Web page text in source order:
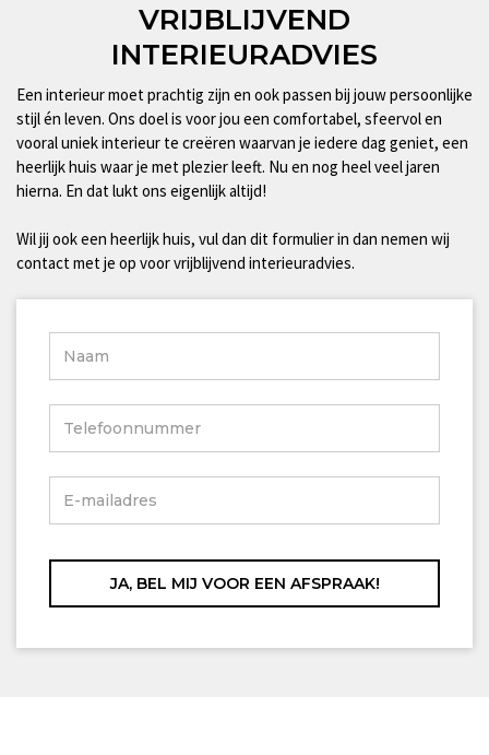
VRIJBLIJVEND
INTERIEURADVIES
Een interieur moet prachtig zijn en ook passen bij jouw persoonlijke
stijl én leven. Ons doel is voor jou een comfortabel, sfeervol en
vooral uniek interieur te creëren waarvan je iedere dag geniet, een
heerlijk huis waar je met plezier leeft. Nu en nog heel veel jaren
hierna. En dat lukt ons eigenlijk altijd!
Wil jij ook een heerlijk huis, vul dan dit formulier in dan nemen wij
contact met je op voor vrijblijvend interieuradvies.